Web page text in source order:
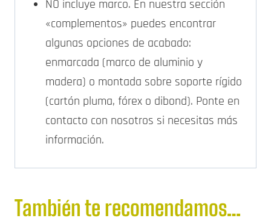
NO incluye marco. En nuestra sección
«complementos» puedes encontrar
algunas opciones de acabado:
enmarcada (marco de aluminio y
madera) o montada sobre soporte rígido
(cartón pluma, fórex o dibond). Ponte en
contacto con nosotros si necesitas más
información.
También te recomendamos…